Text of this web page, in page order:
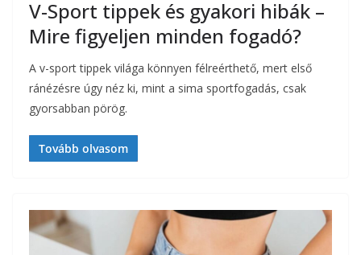
V-Sport tippek és gyakori hibák –
Mire figyeljen minden fogadó?
A v-sport tippek világa könnyen félreérthető, mert első
ránézésre úgy néz ki, mint a sima sportfogadás, csak
gyorsabban pörög.
Tovább olvasom